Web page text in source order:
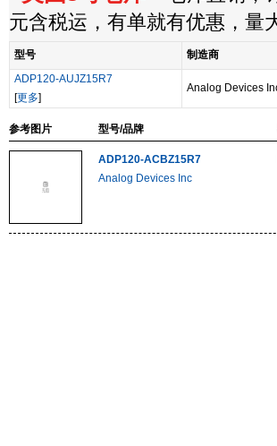
元含税运，有单就有优惠，量
型号 制造商
ADP120-AUJZ15R7
[更多]
Analog Devices
参考图片 型号/品牌
ADP120-ACBZ15R7
Analog Devices Inc